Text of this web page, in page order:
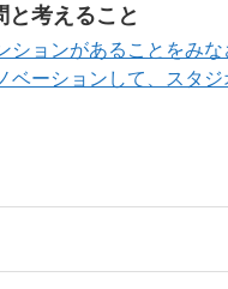
と考えること
ションがあることをみ
ベーションして、スタ